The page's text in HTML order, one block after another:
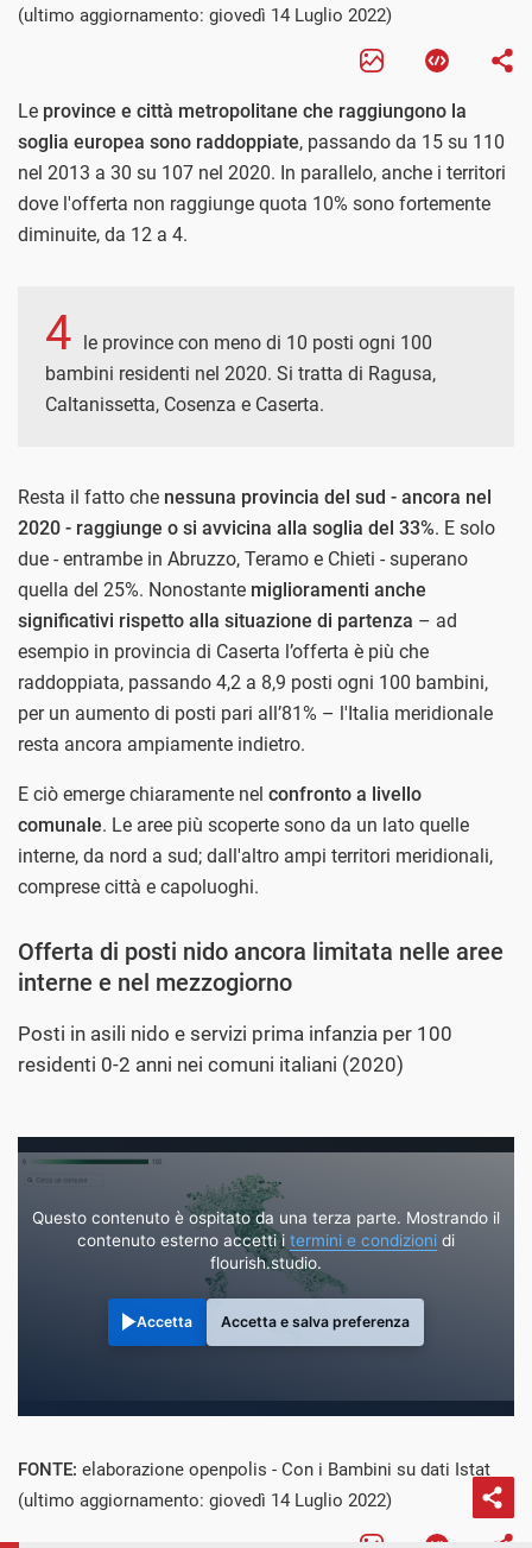
(ultimo aggiornamento: giovedì 14 Luglio 2022)
Le province e città metropolitane che raggiungono la
soglia europea sono raddoppiate, passando da 15 su 110
nel 2013 a 30 su 107 nel 2020. In parallelo, anche i territori
dove l'offerta non raggiunge quota 10% sono fortemente
diminuite, da 12 a 4.
4 le province con meno di 10 posti ogni 100
bambini residenti nel 2020. Si tratta di Ragusa,
Caltanissetta, Cosenza e Caserta.
Resta il fatto che nessuna provincia del sud - ancora nel
2020 - raggiunge o si avvicina alla soglia del 33%. E solo
due - entrambe in Abruzzo, Teramo e Chieti - superano
quella del 25%. Nonostante miglioramenti anche
significativi rispetto alla situazione di partenza – ad
esempio in provincia di Caserta l’offerta è più che
raddoppiata, passando 4,2 a 8,9 posti ogni 100 bambini,
per un aumento di posti pari all’81% – l'Italia meridionale
resta ancora ampiamente indietro.
E ciò emerge chiaramente nel confronto a livello
comunale. Le aree più scoperte sono da un lato quelle
interne, da nord a sud; dall'altro ampi territori meridionali,
comprese città e capoluoghi.
Offerta di posti nido ancora limitata nelle aree
interne e nel mezzogiorno
Posti in asili nido e servizi prima infanzia per 100
residenti 0-2 anni nei comuni italiani (2020)
Questo contenuto è ospitato da una terza parte. Mostrando il
contenuto esterno accetti i termini e condizioni di
flourish.studio.
Accetta Accetta e salva preferenza
FONTE: elaborazione openpolis - Con i Bambini su dati Istat
(ultimo aggiornamento: giovedì 14 Luglio 2022)